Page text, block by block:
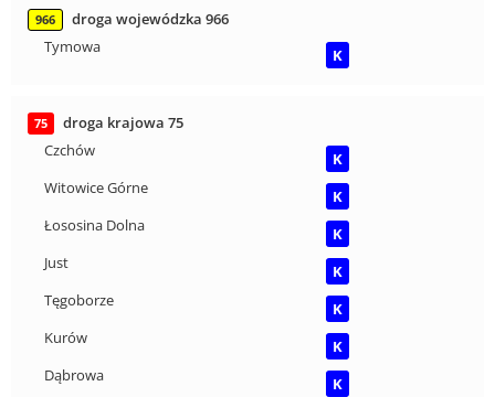
966
droga wojewódzka 966
Tymowa
K
75
droga krajowa 75
Czchów
K
Witowice Górne
K
Łososina Dolna
K
Just
K
Tęgoborze
K
Kurów
K
Dąbrowa
K